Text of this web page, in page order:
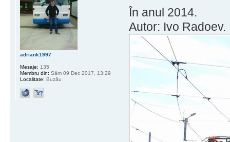
În anul 2014.
Autor: Ivo Radoev.
adriank1997
Mesaje: 135
Membru din: Sâm 09 Dec 2017, 13:29
Localitate: Buzău